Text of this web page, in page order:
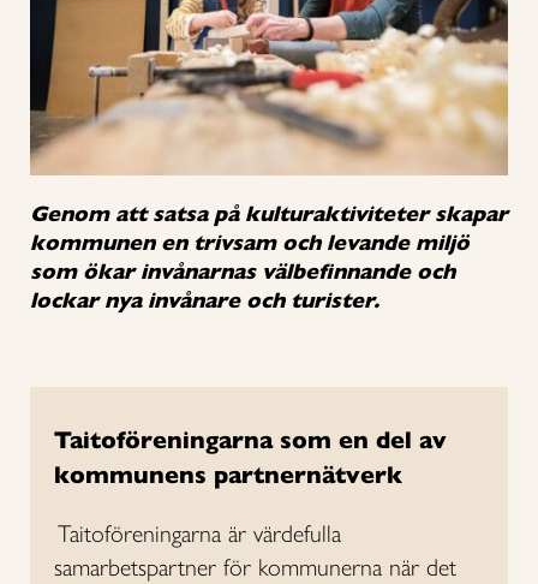
Genom att satsa på kulturaktiviteter skapar
kommunen en trivsam och levande miljö
som ökar invånarnas välbefinnande och
lockar nya invånare och turister.
Taitoföreningarna som en del av
kommunens partnernätverk
Taitoföreningarna är värdefulla
samarbetspartner för kommunerna när det